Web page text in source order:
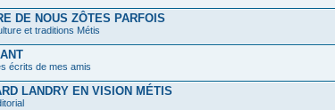
DE NOUS ZÔTES PARFOIS
et traditions Métis
écrits de mes amis
LANDRY EN VISION MÉTIS